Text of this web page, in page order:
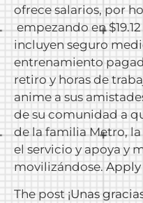
ofrece salarios, por
empezando en
incluyen seguro
entrenamiento
retiro y horas de
anime a sus
de su comunidad a
de la familia Metro,
el servicio y apoya y
movilizándose.
The post ¡Unas